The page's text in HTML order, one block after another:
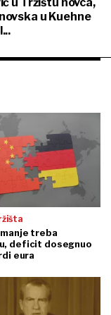
u Kuehne
treba
deficit dosegnuo
eura